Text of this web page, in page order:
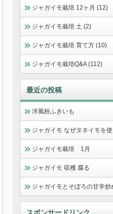
ジャガイモ栽培 12ヶ月 (12)
ジャガイモ栽培 土 (2)
ジャガイモ栽培 育て方 (10)
ジャガイモ栽培Q&A (112)
最近の投稿
洋風粉ふきいも
ジャガイモ なぜタネイモを使
ジャガイモ栽培 1月
ジャガイモ 収穫 腐る
ジャガイモとそぼろの甘辛炒